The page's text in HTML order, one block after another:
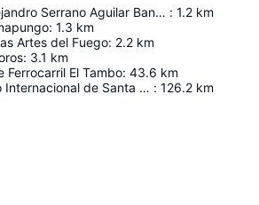
Estadio Alejandro Serrano Aguilar Banco del Austro : 1.2 km
: 1.3 km
Artes del Fuego: 2.2 km
: 3.1 km
Ferrocarril El Tambo: 43.6 km
Aeropuerto Internacional de Santa Rosa Coronel de Artillería Víctor Larrea : 126.2 km